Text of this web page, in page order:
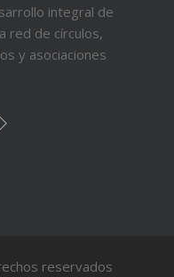
integral de
red de círculos,
y asociaciones
reservados